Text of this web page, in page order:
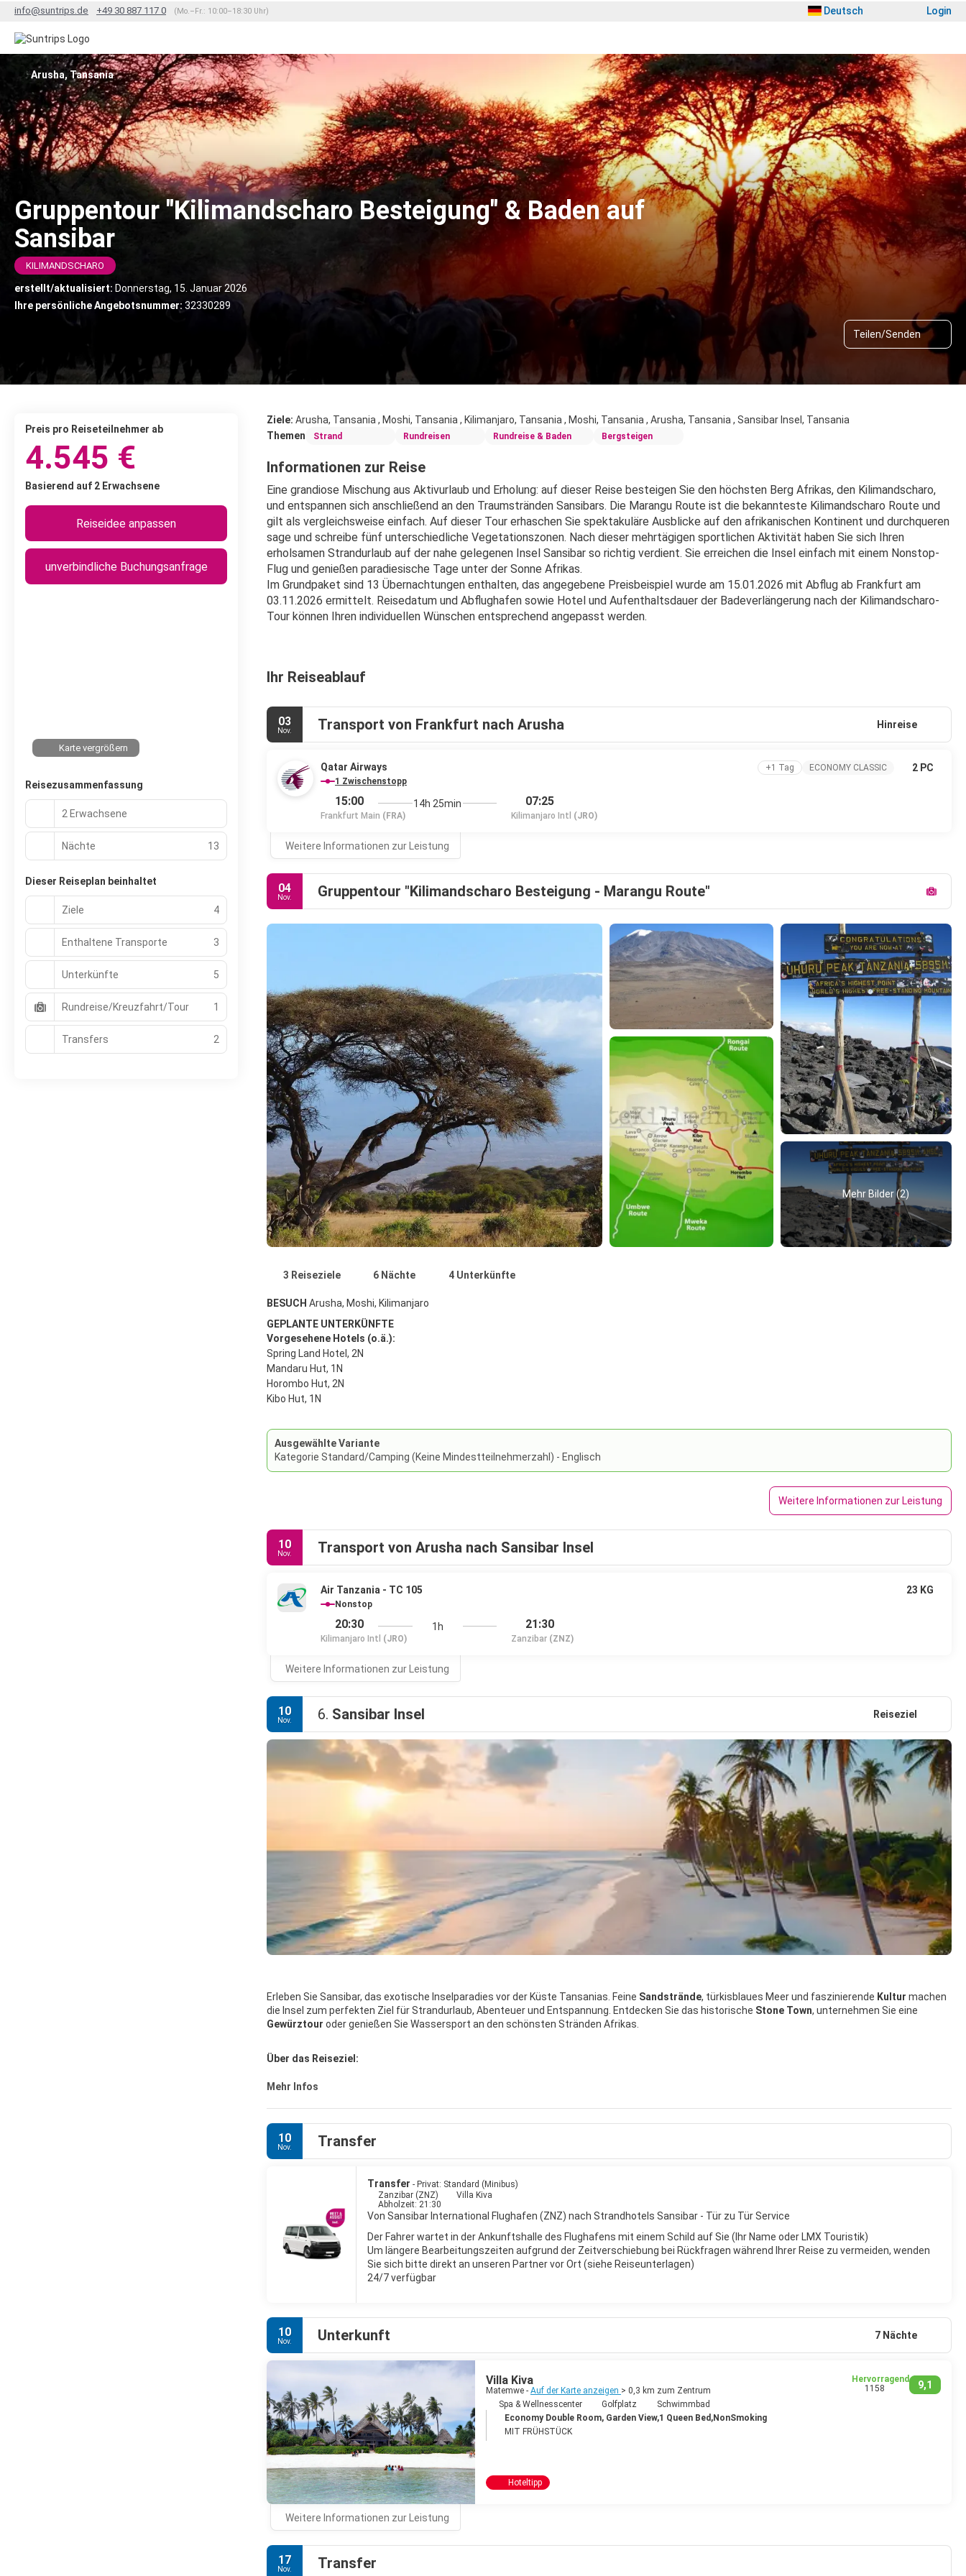
info@suntrips.de +49 30 887 117 0 (Mo.–Fr.: 10:00–18:30 Uhr) Deutsch Login
Gruppentour "Kilimandscharo Besteigung" & Baden auf
Sansibar
KILIMANDSCHARO
erstellt/aktualisiert: Donnerstag, 15. Januar 2026
Ihre persönliche Angebotsnummer: 32330289
Teilen/Senden
Arusha, Tansania
Ziele: Arusha, Tansania , Moshi, Tansania , Kilimanjaro, Tansania , Moshi, Tansania , Arusha, Tansania , Sansibar Insel, Tansania
Themen
Strand Rundreisen Rundreise & Baden Bergsteigen
Informationen zur Reise
Eine grandiose Mischung aus Aktivurlaub und Erholung: auf dieser Reise besteigen Sie den höchsten Berg Afrikas, den Kilimandscharo,
und entspannen sich anschließend an den Traumstränden Sansibars. Die Marangu Route ist die bekannteste Kilimandscharo Route und
gilt als vergleichsweise einfach. Auf dieser Tour erhaschen Sie spektakuläre Ausblicke auf den afrikanischen Kontinent und durchqueren
sage und schreibe fünf unterschiedliche Vegetationszonen. Nach dieser mehrtägigen sportlichen Aktivität haben Sie sich Ihren
erholsamen Strandurlaub auf der nahe gelegenen Insel Sansibar so richtig verdient. Sie erreichen die Insel einfach mit einem Nonstop-
Flug und genießen paradiesische Tage unter der Sonne Afrikas.
Im Grundpaket sind 13 Übernachtungen enthalten, das angegebene Preisbeispiel wurde am 15.01.2026 mit Abflug ab Frankfurt am
03.11.2026 ermittelt. Reisedatum und Abflughafen sowie Hotel und Aufenthaltsdauer der Badeverlängerung nach der Kilimandscharo-
Tour können Ihren individuellen Wünschen entsprechend angepasst werden.
Ihr Reiseablauf
03
Nov. Transport von Frankfurt nach Arusha Hinreise
Qatar Airways
1 Zwischenstopp
15:00
Frankfurt Main (FRA)
14h 25min 07:25
Kilimanjaro Intl (JRO)
+1 Tag ECONOMY CLASSIC 2 PC
Weitere Informationen zur Leistung
04
Nov. Gruppentour "Kilimandscharo Besteigung - Marangu Route"
Mehr Bilder (2)
3 Reiseziele 6 Nächte 4 Unterkünfte
BESUCH Arusha, Moshi, Kilimanjaro
GEPLANTE UNTERKÜNFTE
Vorgesehene Hotels (o.ä.):
Spring Land Hotel, 2N
Mandaru Hut, 1N
Horombo Hut, 2N
Kibo Hut, 1N
Ausgewählte Variante
Kategorie Standard/Camping (Keine Mindestteilnehmerzahl) - Englisch
Weitere Informationen zur Leistung
10
Nov. Transport von Arusha nach Sansibar Insel
Air Tanzania - TC 105
Nonstop
20:30
Kilimanjaro Intl (JRO)
1h 21:30
Zanzibar (ZNZ)
23 KG
Weitere Informationen zur Leistung
10
Nov. 6. Sansibar Insel Reiseziel
Über das Reiseziel:
Erleben Sie Sansibar, das exotische Inselparadies vor der Küste Tansanias. Feine Sandstrände, türkisblaues Meer und faszinierende Kultur machen
die Insel zum perfekten Ziel für Strandurlaub, Abenteuer und Entspannung. Entdecken Sie das historische Stone Town, unternehmen Sie eine
Gewürztour oder genießen Sie Wassersport an den schönsten Stränden Afrikas.
Mehr Infos
10
Nov. Transfer
Transfer - Privat: Standard (Minibus)
Zanzibar (ZNZ)
Villa Kiva
Abholzeit: 21:30
Von Sansibar International Flughafen (ZNZ) nach Strandhotels Sansibar - Tür zu Tür Service
Der Fahrer wartet in der Ankunftshalle des Flughafens mit einem Schild auf Sie (Ihr Name oder LMX Touristik)
Um längere Bearbeitungszeiten aufgrund der Zeitverschiebung bei Rückfragen während Ihrer Reise zu vermeiden, wenden
Sie sich bitte direkt an unseren Partner vor Ort (siehe Reiseunterlagen)
24/7 verfügbar
10
Nov. Unterkunft 7 Nächte
Villa Kiva
Matemwe - Auf der Karte anzeigen > 0,3 km zum Zentrum
9,1
Hervorragend
1158
Spa & Wellnesscenter
Golfplatz
Schwimmbad
Economy Double Room, Garden View,1 Queen Bed,NonSmoking
MIT FRÜHSTÜCK
Hoteltipp
Weitere Informationen zur Leistung
17
Nov. Transfer
Preis pro Reiseteilnehmer ab
4.545 €
Basierend auf 2 Erwachsene
Reiseidee anpassen
unverbindliche Buchungsanfrage
Karte vergrößern
Reisezusammenfassung
2 Erwachsene
Nächte 13
Dieser Reiseplan beinhaltet
Ziele 4
Enthaltene Transporte 3
Unterkünfte 5
Rundreise/Kreuzfahrt/Tour 1
Transfers 2